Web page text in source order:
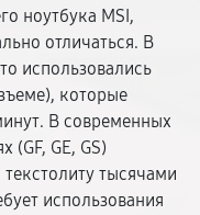
ноутбука MSI,
отличаться. В
использовались
которые
В современных
(GF, GE, GS)
тысячами
использования